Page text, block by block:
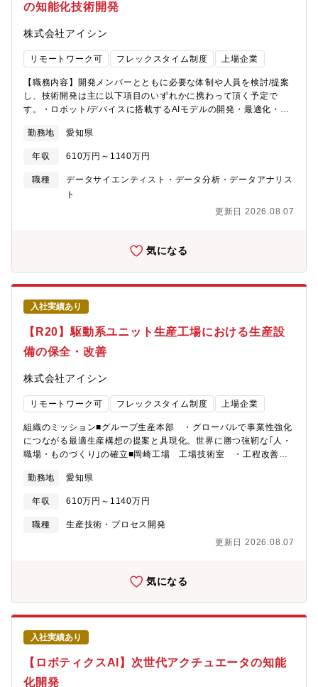
ーション」を一緒に作っていくポジション です。シミュレーショ
アが集まる部署ですので幅広い知見が習得できます。自身の専門
性を軸にしながら、システム全体や設計視点へと守備範囲を広げ
られる環境です。職務内容エントリー製品における複数センサ
（UWB／カメラ／ミリ波）の連携を前提としたセンサフュージョ
ン開発に対し、CAE・電磁界解析／電波伝搬解析を活用したシミ
ュレーション技術開発 を担当いただきます。具体的な業務内容使
用ツール：電磁界解析／電波伝搬解析ツール（例：WaveFarer、
CST、HFSS 等）。3D CAD。MATLAB、Python 等によるデータ
専門性を活かしながら、個人任せにならず、チームで技術を磨き
ョン技術の有識者がおり、技術的な壁に直面した際も、レビュー
やディスカッションを通じて知見を共有しながら解決策を検討で
の知能化技術開発
株式会社アイシン
リモートワーク可 フレックスタイム制度 上場企業
【職務内容】開発メンバーとともに必要な体制や人員を検討/提案
し、技術開発は主に以下項目のいずれかに携わって頂く予定で
す。・ロボット/デバイスに搭載するAIモデルの開発・最適化・セ
や、エッジデバイス上でのリアルタイム推論環境の構築・自律制
御・行動計画（Planning & Control）の設計・ハードウェアチー
ムとの協働によるプロトタイプ開発【具体的な業務内容】開発メ
ンバーとともに社内外組織と連携しやすい開発環境構築を検討す
る。想定されるツール：ROS/ROS2,NVIDIA Isaac
他： Office(Excel、Word、PowerPoint)、CATIA、JMAG等【組
の更なる市場競争力強化のため、新たな市場に向けた将来技術開
発・研究や将来事業企画を行う。また技術優位性、事業親和性を
見極め、企画・研究活動の改廃をスピーディに行う。【募集背
景】自動車業界の電動化・自動化が加速する中、アイシンはモビ
リティ分野で培ってきたアクチュエーション技術を活かし、ロボ
ティクス領域への事業拡大を推進しています。特に、人型ロボッ
トや次世代車載アクチュエータに求められる「知能化」は、競争
優位性を確立するための重要な技術課題です。AIとハードウェア
を融合させた新しい価値創造に向けて、ロボット・デバイスの知
務のやりがい】まずは人型ロボットや車載アクチュエータの知能
るチームに参画していただきます。モビリティ領域で培ってきた
イデアをもとに事業提案や技術開発をリードできるポジションで
す。既存の枠にとらわれず新しい価値を生み出すことをミッショ
ンとしており、0→1の開発を最前線で自ら提案し、形にし、事業
として育てていく。そんなダイナミックな経験ができるのが、こ
勤務地 愛知県
年収 610万円～1140万円
職種
データサイエンティスト・データ分析・データアナリス
ト
更新日 2026.08.07
気になる
入社実績あり
【R20】駆動系ユニット生産工場における生産設
備の保全・改善
株式会社アイシン
リモートワーク可 フレックスタイム制度 上場企業
組織のミッション■グループ生産本部 ・グローバルで事業性強化
につながる最適生産構想の提案と具現化。世界に勝つ強靭な｢人・
職場・ものづくり｣の確立■岡崎工場 工場技術室 ・工程改善技
を目的として創設 ・製造部署へ質の高い技術と知見を提供し、
より良い工場・工程・設備を追求することにより、理想の生産を
実現する募集背景急速な事業環境変化に対応し、世界に勝つ強靭
な「人・職場・ものづくり」事業強化のため、生産工程を変革で
対し、革新的なアイデアや改善・改良提案（ムダ・ムリ・ムラの
ツール活用など）を実施。生産プロセスの効率化、生産性向上を
目指し、世界中のユーザーに喜ばれる製品を生み出せる技術者を
募集しています。業務のやりがい技術スタッフ約30名規模の組織
となります。職場は、製造現場に隣接しており、製品や製造ライ
ンが間近にあるため、リアルに触れながら、改善業務を遂行で
き、達成感を肌で感じることができます。デジタル化、IoT化の取
組み、AI画像判別機、協働ロボット導入、自動搬送機開発など、
幅広い領域の業務を経験することができます。職務内容パワート
レイン駆動系ユニット（A/T、CVT、HEV）の生産工場にて、下記
勤務地 愛知県
年収 610万円～1140万円
職種
生産技術・プロセス開発
更新日 2026.08.07
気になる
入社実績あり
【ロボティクスAI】次世代アクチュエータの知能
化開発